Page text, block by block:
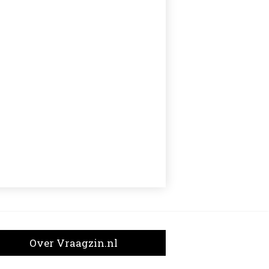
Over Vraagzin.nl